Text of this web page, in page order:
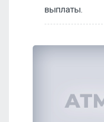
выплаты.